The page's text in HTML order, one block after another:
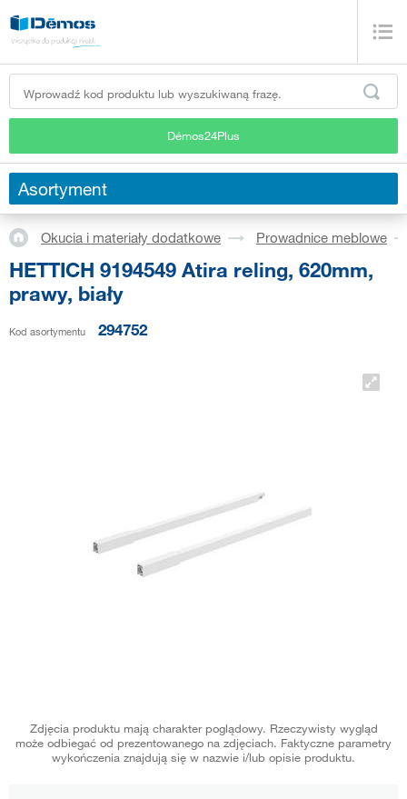
Démos24Plus
Asortyment
Okucia i materiały dodatkowe Prowadnice meblowe
HETTICH 9194549 Atira reling, 620mm,
prawy, biały
Kod asortymentu 294752
Zdjęcia produktu mają charakter poglądowy. Rzeczywisty wygląd
może odbiegać od prezentowanego na zdjęciach. Faktyczne parametry
wykończenia znajdują się w nazwie i/lub opisie produktu.